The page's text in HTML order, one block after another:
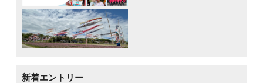
新着エントリー